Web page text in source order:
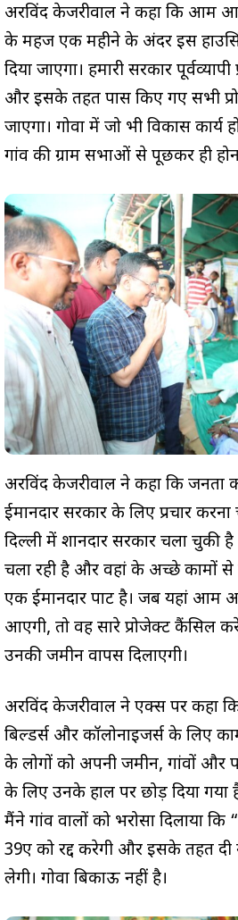
अरविंद केजरीवाल ने कहा कि आम
के महज एक महीने के अंदर इस
दिया जाएगा। हमारी सरकार
और इसके तहत पास किए गए सभी
जाएगा। गोवा में जो भी विकास कार्य
गांव की ग्राम सभाओं से पूछकर ही
अरविंद केजरीवाल ने कहा कि
ईमानदार सरकार के लिए प्रचार
दिल्ली में शानदार सरकार चला
चला रही है और वहां के अच्छे कामों से
एक ईमानदार पार्टी है। जब यहां आम
आएगी, तो वह सारे प्रोजेक्ट कैंसिल
उनकी जमीन वापस दिलाएगी।
अरविंद केजरीवाल ने एक्स पर कहा
बिल्डर्स और कॉलोनाइजर्स के लिए
के लोगों को अपनी जमीन, गांवों और
के लिए उनके हाल पर छोड़ दिया
मैंने गांव वालों को भरोसा दिलाया
39ए को रद्द करेगी और इसके तहत
लेगी। गोवा बिकाऊ नहीं है।